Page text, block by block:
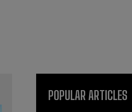
POPULAR ARTICLES